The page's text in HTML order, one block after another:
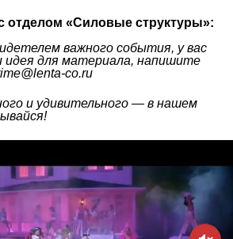
отделом «Силовые структуры»:
важного события, у вас
идея для материала, напишите
co.ru
и удивительного — в нашем